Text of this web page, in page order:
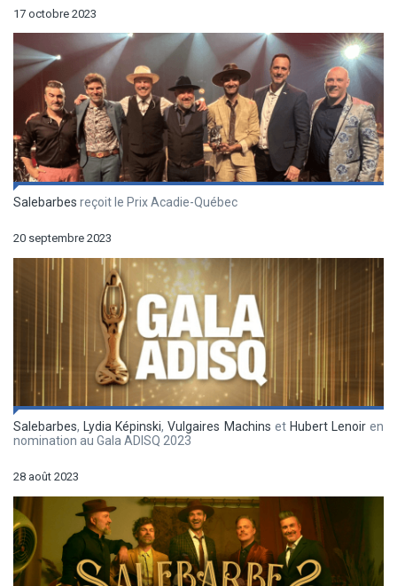
17 octobre 2023
Salebarbes reçoit le Prix Acadie-Québec
20 septembre 2023
Salebarbes, Lydia Képinski,Vulgaires Machins et Hubert Lenoiren
nomination au Gala ADISQ 2023
28 août 2023